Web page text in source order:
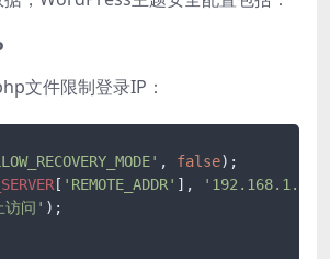
文件限制登录IP：
, false
[ 'REMOTE_ADDR' ], '192.168.1.'
访问' );